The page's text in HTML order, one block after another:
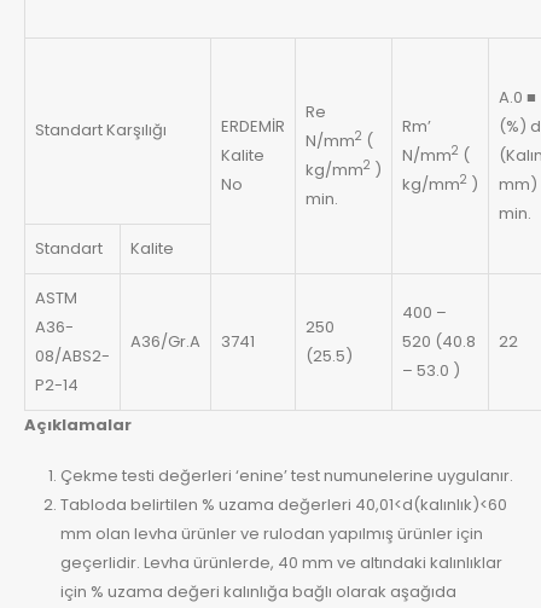
Standart Karşılığı
ERDEMİR
Kalite
No
Re
N/mm2 (
kg/mm2 )
min.
Rm’
N/mm2 (
kg/mm2 )
A.0 ■
(%) d
mm)
min.
Standart
Kalite
ASTM
A36-
08/ABS2-
P2-14
A36/Gr.A 3741
250
(25.5)
400 –
520 (40.8
– 53.0 )
22
Açıklamalar
Çekme testi değerleri ‘enine’ test numunelerine uygulanır.
Tabloda belirtilen % uzama değerleri 40,01<d(kalınlık)<60
mm olan levha ürünler ve rulodan yapılmış ürünler için
geçerlidir. Levha ürünlerde, 40 mm ve altındaki kalınlıklar
için % uzama değeri kalınlığa bağlı olarak aşağıda